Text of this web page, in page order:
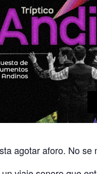
agotar aforo. No se